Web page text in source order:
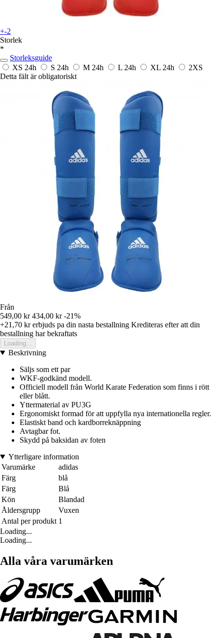
+-2
Storlek
*
Storleksguide
XS 24h S 24h M 24h L 24h XL 24h
2XS
Detta fält är obligatoriskt
Från
549,00 kr 434,00 kr -21%
+21,70 krerbjuds pa din nasta bestallning Krediteras efter att din
bestallning har bekraftats
Loading...
Beskrivning
Säljs som ett par
WKF-godkänd modell.
Officiell modell från World Karate Federation som finns i rött
eller blått.
Yttermaterial av PU3G
Ergonomiskt formad för att uppfylla nya internationella regler.
Elastiskt band och kardborreknäppning
Avtagbar fot.
Skydd på baksidan av foten
Ytterligare information
Varumärke
adidas
Färg
blå
Färg
Blå
Kön
Blandad
Åldersgrupp
Vuxen
Antal per produkt 1
Loading...
Loading...
Alla våra varumärken